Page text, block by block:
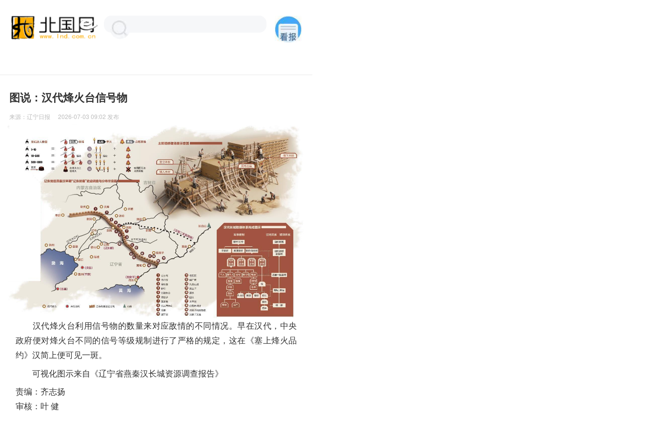
图说：汉代烽火台信号物
来源：辽宁日报 2026-07-03 09:02 发布
汉代烽火台利用信号物的数量来对应敌情的不同情况。早在汉代，中央
政府便对烽火台不同的信号等级规制进行了严格的规定，这在《塞上烽火品
约》汉简上便可见一斑。
可视化图示来自《辽宁省燕秦汉长城资源调查报告》
责编：齐志扬
审核：叶 健